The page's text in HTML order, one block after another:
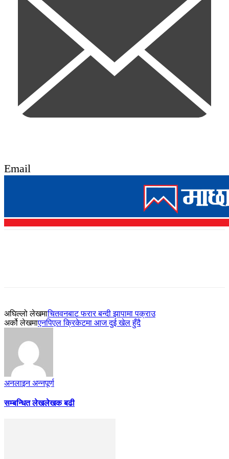
Email
अघिल्लो लेखमाचितवनबाट फरार बन्दी झापामा पक्राउ
अर्को लेखमाएनपिएल क्रिकेटमा आज दुई खेल हुँदै
अनलाइन अन्नपूर्ण
सम्बन्धित लेखलेखक बढी